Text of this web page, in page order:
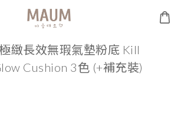
緻長效無瑕氣墊粉底 Kill
Cushion 3色 (+補充裝)